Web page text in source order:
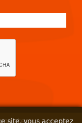
site, vous acceptez